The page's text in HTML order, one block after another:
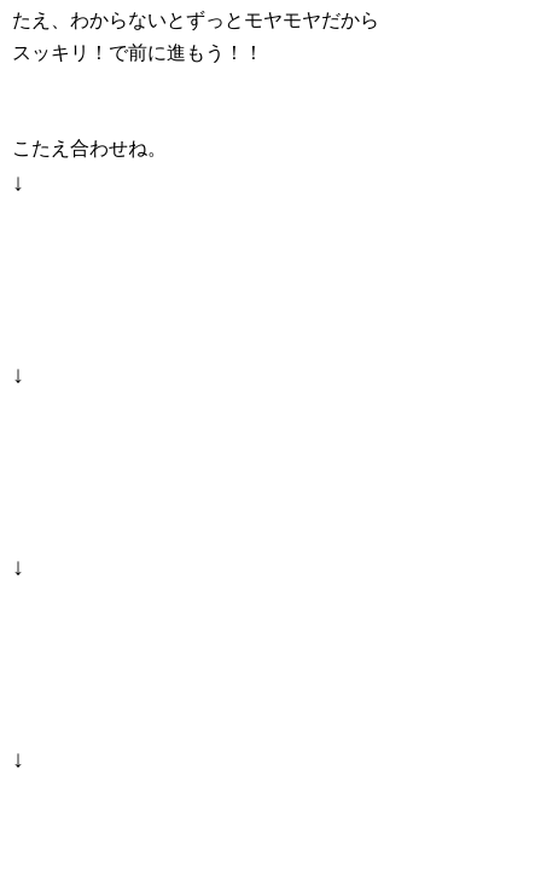
たえ、わからないとずっとモヤモヤだから
スッキリ！で前に進もう！！
こたえ合わせね。
↓
↓
↓
↓